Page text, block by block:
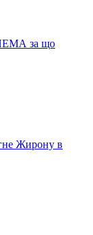
за що
Жирону в